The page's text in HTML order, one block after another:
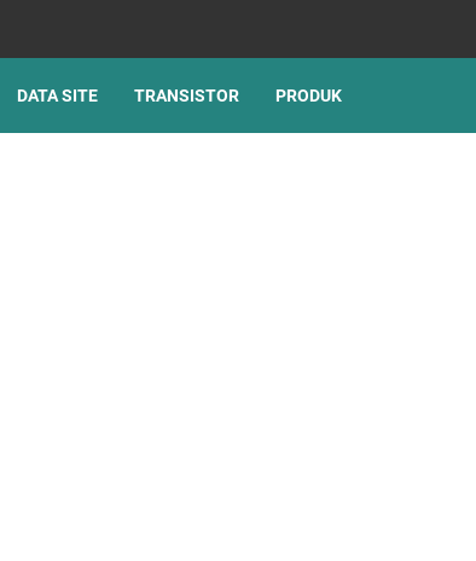
DATA SITE TRANSISTOR PRODUK